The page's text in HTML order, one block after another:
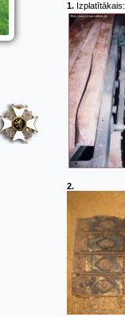
1. Izplatītākais:
2.